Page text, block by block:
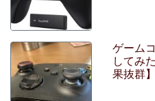
ゲーム
してみ
果抜群】